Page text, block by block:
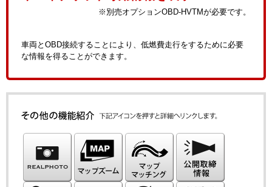
※別売オプションOBD-HVTMが必要です。
車両とOBD接続することにより、低燃費走行をするために必要
な情報を得ることができます。